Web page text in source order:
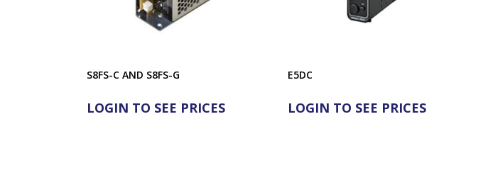
S8FS-C AND S8FS-G
LOGIN TO SEE PRICES
E5DC
LOGIN TO SEE PRICES